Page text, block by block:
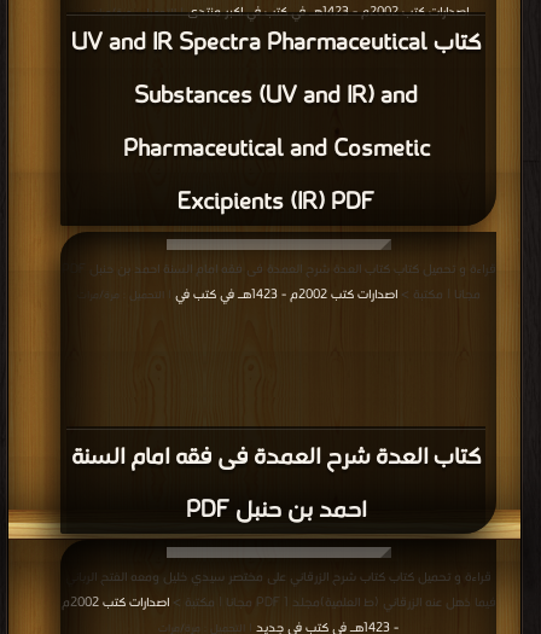
كتاب UV and IR Spectra Pharmaceutical
Substances (UV and IR) and
Pharmaceutical and Cosmetic
Excipients (IR) PDF
اصدارات كتب 2002م - 1423هـ في كتب في اكبر منتدى
| التحميل : مرة/مرات
كتاب العدة شرح العمدة فى فقه امام السنة
احمد بن حنبل PDF
مجانا | مكتبة >اصدارات كتب 2002م - 1423هـ في كتب في | التحميل : مرة/مرات
قراءة و تحميل كتاب كتاب شرح الزرقاني على مختصر سيدي خليل ومعه الفتح الرباني
فيما ذهل عنه الزرقاني (ط العلمية)مجلد 1 PDF مجانا | مكتبة >
اصدارات كتب 2002م
- 1423هـ في كتب في جديد
| التحميل : مرة/مرات